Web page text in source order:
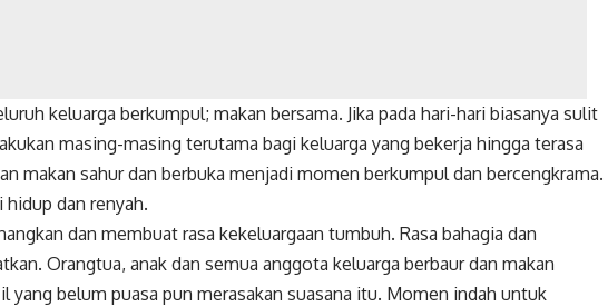
keluarga berkumpul; makan bersama. Jika pada hari-hari biasanya sulit
masing-masing terutama bagi keluarga yang bekerja hingga terasa
makan sahur dan berbuka menjadi momen berkumpul dan bercengkrama.
hidup dan renyah.
dan membuat rasa kekeluargaan tumbuh. Rasa bahagia dan
Orangtua, anak dan semua anggota keluarga berbaur dan makan
yang belum puasa pun merasakan suasana itu. Momen indah untuk